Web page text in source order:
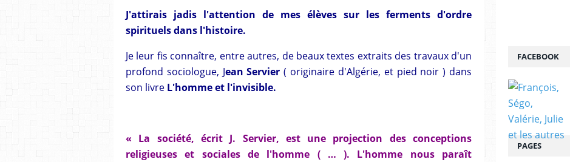
J'attirais jadis l'attention de mes élèves sur les ferments d'ordre
spirituels dans l'histoire.
Je leur fis connaître, entre autres, de beaux textes extraits des travaux d'un
profond sociologue, Jean Servier( originaire d'Algérie, et pied noir ) dans
son livre L'homme et l'invisible.
« La société, écrit J. Servier, est une projection des conceptions
religieuses et sociales de l'homme ( … ). L'homme nous paraît
FACEBOOK
PAGES